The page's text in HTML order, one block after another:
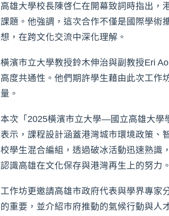
高雄大學校長陳啓仁在開幕致詞時指出，
課題。他強調，這次合作不僅是國際學術
想，在跨文化交流中深化理解。
橫濱市立大學教授鈴木伸治與副教授Eri
高度共通性。他們期許學生藉由此次工作
量。
本次「2025橫濱市立大學—國立高雄大
表示，課程設計涵蓋港灣城市環境政策、
校學生混合編組，透過破冰活動迅速熟識
認識高雄在文化保存與港灣再生上的努力。
工作坊更邀請高雄市政府代表與學界專家
的重要，並介紹市府推動的氣候行動與人